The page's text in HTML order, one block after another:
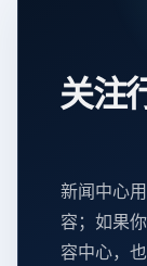
关注
新闻中心
容；如果
容中心，